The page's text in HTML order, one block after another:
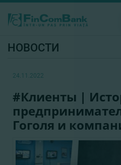
НОВОСТИ
24.11.2022
#Клиенты |
Гоголя и